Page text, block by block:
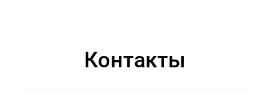
Контакты